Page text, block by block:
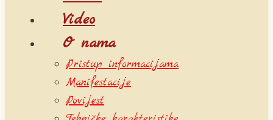
Video
O nama
Pristup informacijama
Manifestacije
Povijest